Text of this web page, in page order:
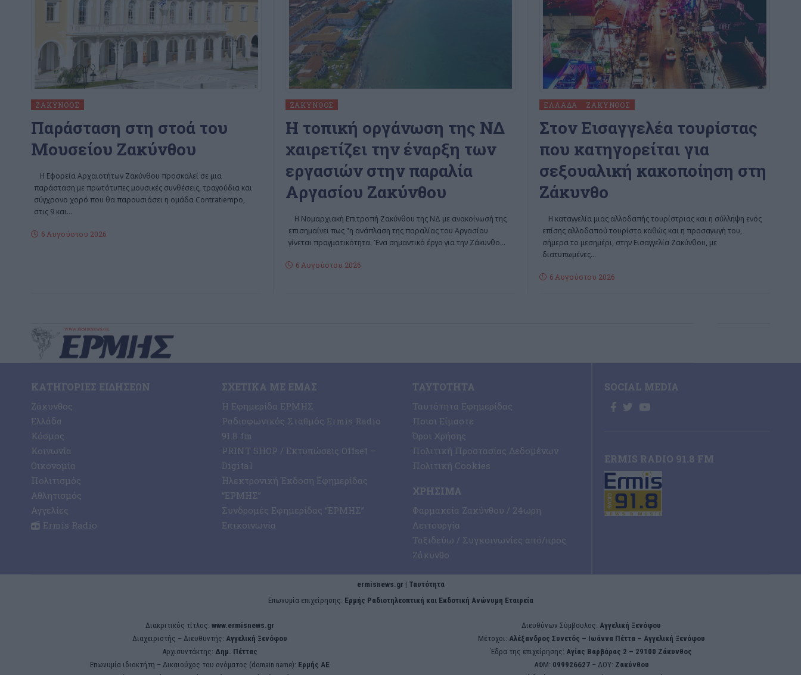
ΖΆΚΥΝΘΟΣ
Παράσταση στη στοά του
Μουσείου Ζακύνθου
Η Εφορεία Αρχαιοτήτων Ζακύνθου προσκαλεί σε μια
παράσταση με πρωτότυπες μουσικές συνθέσεις, τραγούδια και
σύγχρονο χορό που θα παρουσιάσει η ομάδα Contratiempo,
στις 9 και…
6 Αυγούστου 2026
ΖΆΚΥΝΘΟΣ
Η τοπική οργάνωση της ΝΔ
χαιρετίζει την έναρξη των
εργασιών στην παραλία
Αργασίου Ζακύνθου
Η Νομαρχιακή Επιτροπή Ζακύνθου της ΝΔ με ανακοίνωσή της
επισημαίνει πως "η ανάπλαση της παραλίας του Αργασίου
γίνεται πραγματικότητα. Ένα σημαντικό έργο για την Ζάκυνθο…
6 Αυγούστου 2026
ΕΛΛΆΔΑ ΖΆΚΥΝΘΟΣ
Στον Εισαγγελέα τουρίστας
που κατηγορείται για
σεξουαλική κακοποίηση στη
Ζάκυνθο
Η καταγγελία μιας αλλοδαπής τουρίστριας και η σύλληψη ενός
επίσης αλλοδαπού τουρίστα καθώς και η προσαγωγή του,
σήμερα το μεσημέρι, στην Εισαγγελία Ζακύνθου, με
διατυπωμένες…
6 Αυγούστου 2026
ΚΑΤΗΓΟΡΊΕΣ ΕΙΔΉΣΕΩΝ
Ζάκυνθος
Ελλάδα
Κόσμος
Κοινωνία
Οικονομία
Πολιτισμός
Αθλητισμός
Αγγελίες
Ermis Radio
ΣΧΕΤΙΚΆ ΜΕ ΕΜΆΣ
Η Εφημερίδα ΕΡΜΗΣ
Ραδιοφωνικός Σταθμός Ermis Radio
91.8 fm
PRINT SHOP / Εκτυπώσεις Offset –
Digital
Ηλεκτρονική Έκδοση Εφημερίδας
“ΕΡΜΗΣ”
Συνδρομές Εφημερίδας “ΕΡΜΗΣ”
Επικοινωνία
ΤΑΥΤΌΤΗΤΑ
Ταυτότητα Εφημερίδας
Ποιοι Είμαστε
Όροι Χρήσης
Πολιτική Προστασίας Δεδομένων
Πολιτική Cookies
ΧΡΉΣΙΜΑ
Φαρμακεία Ζακύνθου / 24ωρη
Λειτουργία
Ταξιδεύω / Συγκοινωνίες από/προς
Ζάκυνθο
SOCIAL MEDIA
ERMIS RADIO 91.8 FM
ermisnews.gr | Ταυτότητα
Eπωνυμία επιχείρησης: Ερμής Ραδιοτηλεοπτική και Εκδοτική Ανώνυμη Εταιρεία
Διακριτικός τίτλος: www.ermisnews.gr
Διαχειριστής – Διευθυντής: Αγγελική Ξενόφου
Αρχισυντάκτης: Δημ. Πέττας
Επωνυμία ιδιοκτήτη – Δικαιούχος του ονόματος (domain name): Ερμής ΑΕ
Διευθύνων Σύμβουλος: Αγγελική Ξενόφου
Μέτοχοι: Αλέξανδρος Συνετός – Iωάννα Πέττα – Αγγελική Ξενόφου
Έδρα της επιχείρησης: Aγίας Βαρβάρας 2 – 29100 Ζάκυνθος
ΑΦΜ: 099926627– ΔΟΥ: Ζακύνθου